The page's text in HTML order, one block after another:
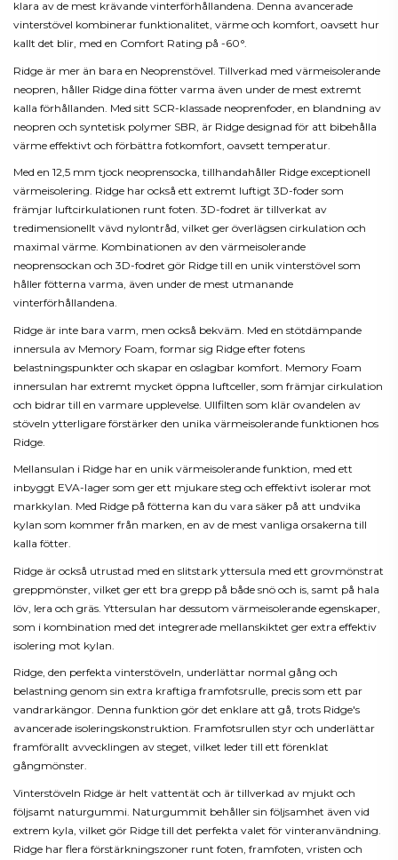
klara av de mest krävande vinterförhållandena. Denna avancerade
vinterstövel kombinerar funktionalitet, värme och komfort, oavsett hur
kallt det blir, med en Comfort Rating på -60°.
Ridge är mer än bara en Neoprenstövel. Tillverkad med värmeisolerande
neopren, håller Ridge dina fötter varma även under de mest extremt
kalla förhållanden. Med sitt SCR-klassade neoprenfoder, en blandning av
neopren och syntetisk polymer SBR, är Ridge designad för att bibehålla
värme effektivt och förbättra fotkomfort, oavsett temperatur.
Med en 12,5 mm tjock neoprensocka, tillhandahåller Ridge exceptionell
värmeisolering. Ridge har också ett extremt luftigt 3D-foder som
främjar luftcirkulationen runt foten. 3D-fodret är tillverkat av
tredimensionellt vävd nylontråd, vilket ger överlägsen cirkulation och
maximal värme. Kombinationen av den värmeisolerande
neoprensockan och 3D-fodret gör Ridge till en unik vinterstövel som
håller fötterna varma, även under de mest utmanande
vinterförhållandena.
Ridge är inte bara varm, men också bekväm. Med en stötdämpande
innersula av Memory Foam, formar sig Ridge efter fotens
belastningspunkter och skapar en oslagbar komfort. Memory Foam
innersulan har extremt mycket öppna luftceller, som främjar cirkulation
och bidrar till en varmare upplevelse. Ullfilten som klär ovandelen av
stöveln ytterligare förstärker den unika värmeisolerande funktionen hos
Ridge.
Mellansulan i Ridge har en unik värmeisolerande funktion, med ett
inbyggt EVA-lager som ger ett mjukare steg och effektivt isolerar mot
markkylan. Med Ridge på fötterna kan du vara säker på att undvika
kylan som kommer från marken, en av de mest vanliga orsakerna till
kalla fötter.
Ridge är också utrustad med en slitstark yttersula med ett grovmönstrat
greppmönster, vilket ger ett bra grepp på både snö och is, samt på hala
löv, lera och gräs. Yttersulan har dessutom värmeisolerande egenskaper,
som i kombination med det integrerade mellanskiktet ger extra effektiv
isolering mot kylan.
Ridge, den perfekta vinterstöveln, underlättar normal gång och
belastning genom sin extra kraftiga framfotsrulle, precis som ett par
vandrarkängor. Denna funktion gör det enklare att gå, trots Ridge's
avancerade isoleringskonstruktion. Framfotsrullen styr och underlättar
framförallt avvecklingen av steget, vilket leder till ett förenklat
gångmönster.
Vinterstöveln Ridge är helt vattentät och är tillverkad av mjukt och
följsamt naturgummi. Naturgummit behåller sin följsamhet även vid
extrem kyla, vilket gör Ridge till det perfekta valet för vinteranvändning.
Ridge har flera förstärkningszoner runt foten, framfoten, vristen och